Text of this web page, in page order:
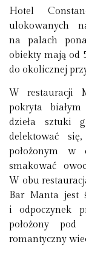
Hotel
ulokowanych
na palach
obiekty mają od
do okolicznej
W restauracji
pokryta
dzieła sztuki
delektować
położonym
smakować
W obu
Bar Manta jest
i odpoczynek
położony
romantyczny